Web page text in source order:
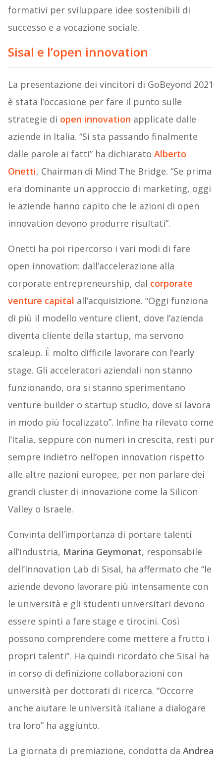
formativi per sviluppare idee sostenibili di
successo e a vocazione sociale.
Sisal e l’open innovation
La presentazione dei vincitori di GoBeyond 2021
è stata l’occasione per fare il punto sulle
strategie di open innovation applicate dalle
aziende in Italia. “Si sta passando finalmente
dalle parole ai fatti” ha dichiarato Alberto
Onetti, Chairman di Mind The Bridge. “Se prima
era dominante un approccio di marketing, oggi
le aziende hanno capito che le azioni di open
innovation devono produrre risultati”.
Onetti ha poi ripercorso i vari modi di fare
open innovation: dall’accelerazione alla
corporate entrepreneurship, dal corporate
venture capital all’acquisizione. “Oggi funziona
di più il modello venture client, dove l’azienda
diventa cliente della startup, ma servono
scaleup. È molto difficile lavorare con l’early
stage. Gli acceleratori aziendali non stanno
funzionando, ora si stanno sperimentano
venture builder o startup studio, dove si lavora
in modo più focalizzato”. Infine ha rilevato come
l’Italia, seppure con numeri in crescita, resti pur
sempre indietro nell’open innovation rispetto
alle altre nazioni europee, per non parlare dei
grandi cluster di innovazione come la Silicon
Valley o Israele.
Convinta dell’importanza di portare talenti
all’industria, Marina Geymonat, responsabile
dell’Innovation Lab di Sisal, ha affermato che “le
aziende devono lavorare più intensamente con
le università e gli studenti universitari devono
essere spinti a fare stage e tirocini. Così
possono comprendere come mettere a frutto i
propri talenti”. Ha quindi ricordato che Sisal ha
in corso di definizione collaborazioni con
università per dottorati di ricerca. “Occorre
anche aiutare le università italiane a dialogare
tra loro” ha aggiunto.
La giornata di premiazione, condotta da Andrea